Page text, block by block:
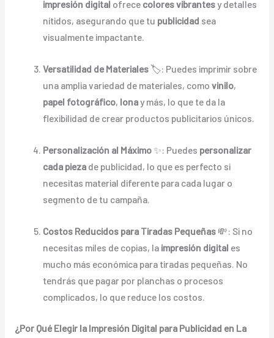
impresión digital ofrece colores vibrantesy detalles
nítidos, asegurando que tu publicidad sea
visualmente impactante.
Versatilidad de Materiales 🏷️: Puedes imprimir sobre
una amplia variedad de materiales, comovinilo,
papel fotográfico, lonay más, lo que te da la
flexibilidad de crear productos publicitarios únicos.
Personalización al Máximo ✨: Puedes personalizar
cada pieza de publicidad, lo que es perfecto si
necesitas material diferente para cada lugar o
segmento de tu campaña.
Costos Reducidos para Tiradas Pequeñas 💸: Si no
necesitas miles de copias, la impresión digital es
mucho más económica para tiradas pequeñas. No
tendrás que pagar por planchas o procesos
complicados, lo que reduce los costos.
¿Por Qué Elegir la Impresión Digital para Publicidad en La